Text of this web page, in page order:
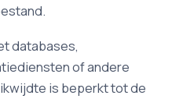
databases,
of andere
is beperkt tot de